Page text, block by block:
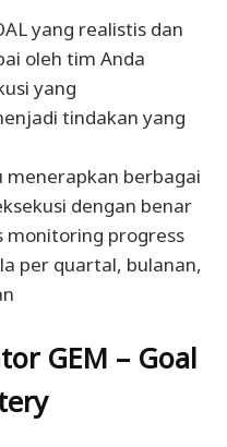
yang realistis dan
oleh tim Anda
yang
tindakan yang
menerapkan berbagai
dengan benar
monitoring progress
per quartal, bulanan,
GEM – Goal